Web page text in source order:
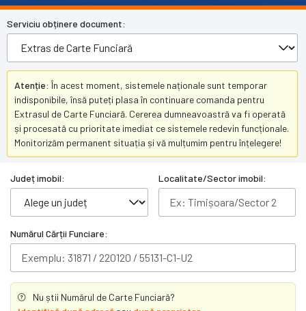
Serviciu obținere document:
Atenție: În acest moment, sistemele naționale sunt temporar
indisponibile, însă puteți plasa în continuare comanda pentru
Extrasul de Carte Funciară. Cererea dumneavoastră va fi operată
și procesată cu prioritate imediat ce sistemele redevin funcționale.
Monitorizăm permanent situația și vă mulțumim pentru înțelegere!
Județ imobil: Localitate/Sector imobil:
Numărul Cărții Funciare:
Nu știi Numărul de Carte Funciară?